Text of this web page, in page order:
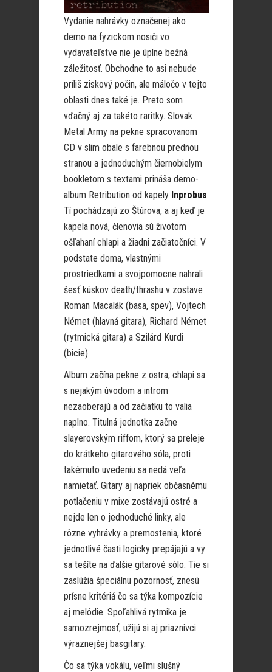
Vydanie nahrávky označenej ako
demo na fyzickom nosiči vo
vydavateľstve nie je úplne bežná
záležitosť. Obchodne to asi nebude
príliš ziskový počin, ale máločo v tejto
oblasti dnes také je. Preto som
vďačný aj za takéto raritky. Slovak
Metal Army na pekne spracovanom
CD v slim obale s farebnou prednou
stranou a jednoduchým čiernobielym
bookletom s textami prináša demo-
album Retribution od kapely Inprobus.
Tí pochádzajú zo Štúrova, a aj keď je
kapela nová, členovia sú životom
ošľahaní chlapi a žiadni začiatočníci. V
podstate doma, vlastnými
prostriedkami a svojpomocne nahrali
šesť kúskov death/thrashu v zostave
Roman Macalák (basa, spev), Vojtech
Német (hlavná gitara), Richard Német
(rytmická gitara) a Szilárd Kurdi
(bicie).
Album začína pekne z ostra, chlapi sa
s nejakým úvodom a introm
nezaoberajú a od začiatku to valia
naplno. Titulná jednotka začne
slayerovským riffom, ktorý sa preleje
do krátkeho gitarového sóla, proti
takémuto uvedeniu sa nedá veľa
namietať. Gitary aj napriek občasnému
potlačeniu v mixe zostávajú ostré a
nejde len o jednoduché linky, ale
rôzne vyhrávky a premostenia, ktoré
jednotlivé časti logicky prepájajú a vy
sa tešíte na ďalšie gitarové sólo. Tie si
zaslúžia špeciálnu pozornosť, znesú
prísne kritériá čo sa týka kompozície
aj melódie. Spoľahlivá rytmika je
samozrejmosť, užijú si aj priaznivci
výraznejšej basgitary.
Čo sa týka vokálu, veľmi slušný